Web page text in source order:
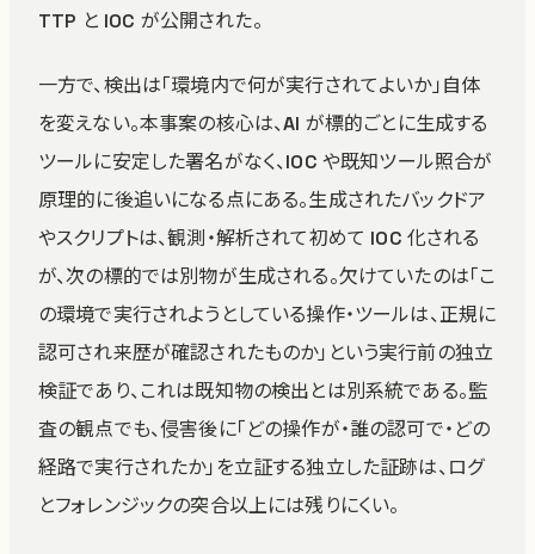
TTP と IOC が公開された。
一方で、検出は「環境内で何が実行されてよいか」自体
を変えない。本事案の核心は、AI が標的ごとに生成する
ツールに安定した署名がなく、IOC や既知ツール照合が
原理的に後追いになる点にある。生成されたバックドア
やスクリプトは、観測・解析されて初めて IOC 化される
が、次の標的では別物が生成される。欠けていたのは「こ
の環境で実行されようとしている操作・ツールは、正規に
認可され来歴が確認されたものか」という実行前の独立
検証であり、これは既知物の検出とは別系統である。監
査の観点でも、侵害後に「どの操作が・誰の認可で・どの
経路で実行されたか」を立証する独立した証跡は、ログ
とフォレンジックの突合以上には残りにくい。